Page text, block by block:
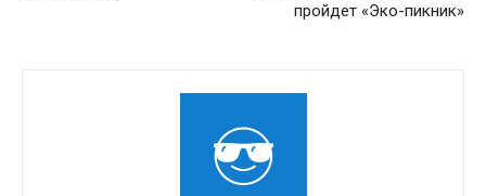
пройдет «Эко-пикник»